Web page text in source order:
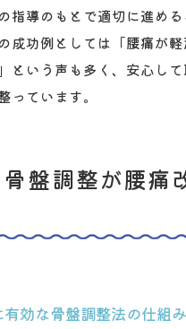
指導のもとで適切に進め
成功例としては「腰痛が
という声も多く、安心して
っています。
盤調整が腰痛
効な骨盤調整法の仕組み